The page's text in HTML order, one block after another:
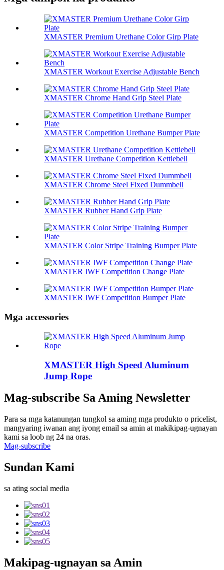
XMASTER Premium Urethane Color Girp Plate
XMASTER Workout Exercise Adjustable Bench
XMASTER Chrome Hand Grip Steel Plate
XMASTER Competition Urethane Bumper Plate
XMASTER Urethane Competition Kettlebell
XMASTER Chrome Steel Fixed Dummbell
XMASTER Rubber Hand Grip Plate
XMASTER Color Stripe Training Bumper Plate
XMASTER IWF Competition Change Plate
XMASTER IWF Competition Bumper Plate
Mga accessories
XMASTER High Speed ​​Aluminum
Jump Rope
Mag-subscribe Sa Aming Newsletter
Para sa mga katanungan tungkol sa aming mga produkto o pricelist,
mangyaring iwanan ang iyong email sa amin at makikipag-ugnayan
kami sa loob ng 24 na oras.
Mag-subscribe
Sundan Kami
sa ating social media
Makipag-ugnayan sa Amin